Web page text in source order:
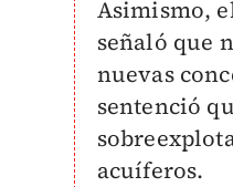
Asimismo,
señaló que
nuevas
sentenció
acuíferos.